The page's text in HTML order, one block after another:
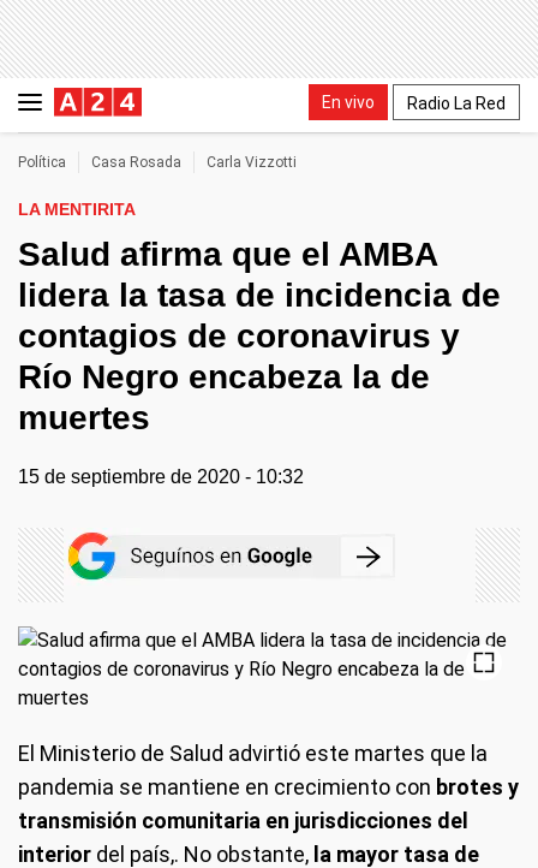
En vivo Radio La Red
Política Casa Rosada Carla Vizzotti
LA MENTIRITA
Salud afirma que el AMBA
lidera la tasa de incidencia de
contagios de coronavirus y
Río Negro encabeza la de
muertes
15 de septiembre de 2020 - 10:32
El Ministerio de Salud advirtió este martes que la
pandemia se mantiene en crecimiento con brotes y
transmisión comunitaria en jurisdicciones del
interior del país,. No obstante, la mayor tasa de